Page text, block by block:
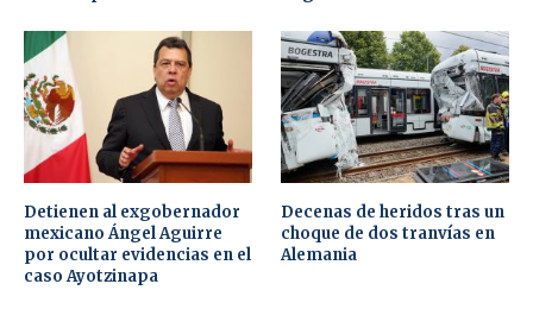
Detienen al exgobernador
mexicano Ángel Aguirre
por ocultar evidencias en el
caso Ayotzinapa
Decenas de heridos tras un
choque de dos tranvías en
Alemania